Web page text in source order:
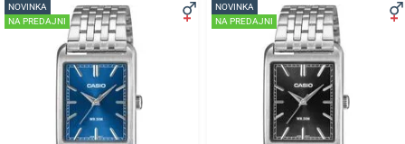
NOVINKA
NA PREDAJNI
NOVINKA
NA PREDAJNI